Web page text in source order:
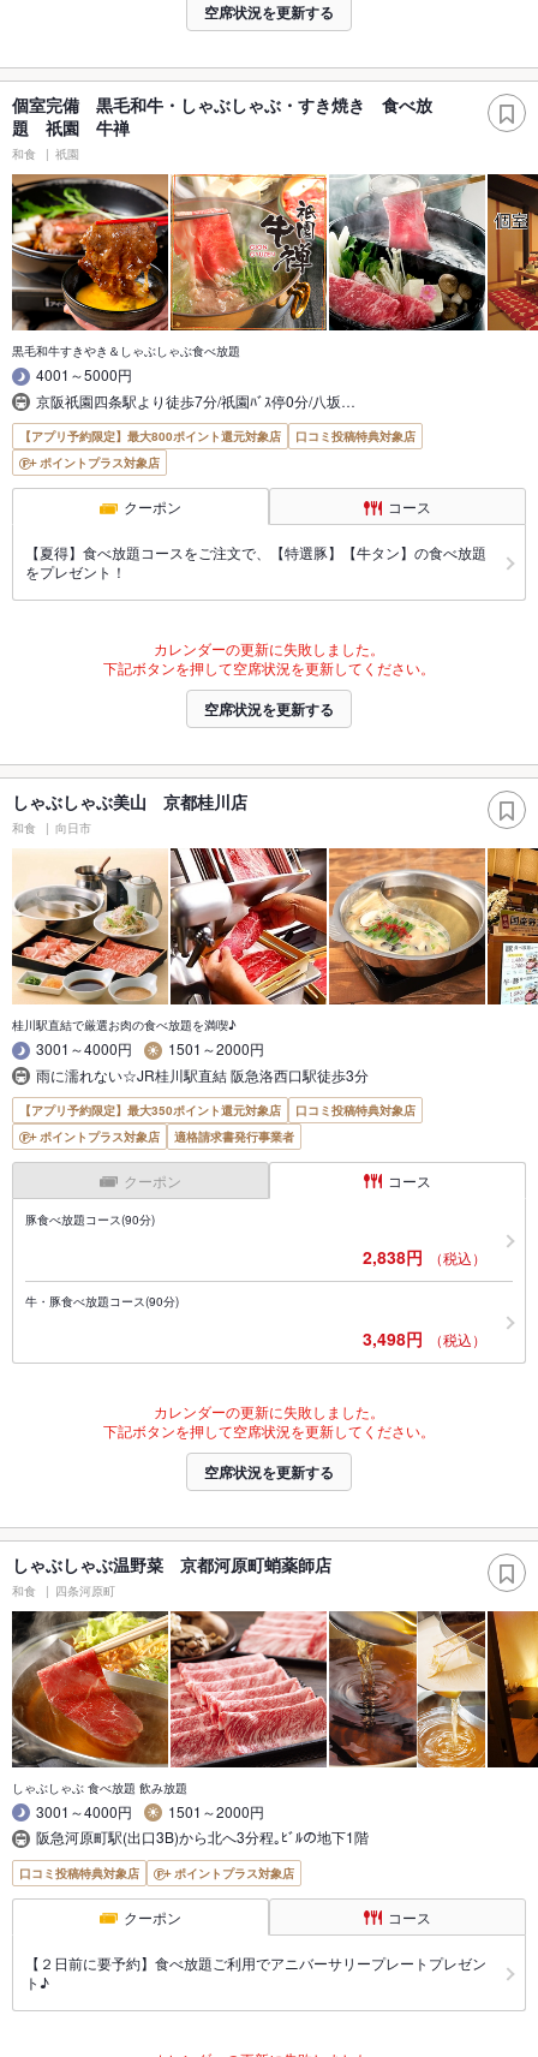
空席状況を更新する
個室完備 黒毛和牛・しゃぶしゃぶ・すき焼き 食べ放
題 祇園 牛禅
和食 祇園
黒毛和牛すきやき＆しゃぶしゃぶ食べ放題
4001～5000円
京阪祇園四条駅より徒歩7分/祇園ﾊﾞｽ停0分/八坂…
【アプリ予約限定】最大800ポイント還元対象店
口コミ投稿特典対象店
ポイントプラス対象店
クーポン コース
【夏得】食べ放題コースをご注文で、【特選豚】【牛タン】の食べ放題
をプレゼント！
カレンダーの更新に失敗しました。
下記ボタンを押して空席状況を更新してください。
空席状況を更新する
しゃぶしゃぶ美山 京都桂川店
和食 向日市
桂川駅直結で厳選お肉の食べ放題を満喫♪
3001～4000円
1501～2000円
雨に濡れない☆JR桂川駅直結 阪急洛西口駅徒歩3分
【アプリ予約限定】最大350ポイント還元対象店
口コミ投稿特典対象店
ポイントプラス対象店
適格請求書発行事業者
クーポン コース
豚食べ放題コース(90分)
2,838円 （税込）
牛・豚食べ放題コース(90分)
3,498円 （税込）
カレンダーの更新に失敗しました。
下記ボタンを押して空席状況を更新してください。
空席状況を更新する
しゃぶしゃぶ温野菜 京都河原町蛸薬師店
和食 四条河原町
しゃぶしゃぶ 食べ放題 飲み放題
3001～4000円
1501～2000円
阪急河原町駅(出口3B)から北へ3分程｡ﾋﾞﾙの地下1階
口コミ投稿特典対象店 ポイントプラス対象店
クーポン コース
【２日前に要予約】食べ放題ご利用でアニバーサリープレートプレゼン
ト♪